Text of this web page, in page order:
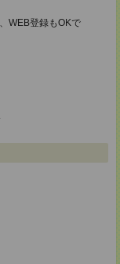
WEB登録もOKで